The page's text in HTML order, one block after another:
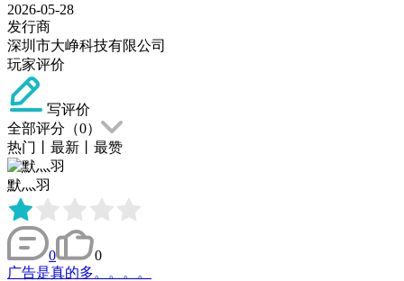
2026-05-28
发行商
深圳市大峥科技有限公司
玩家评价
写评价
全部评分（0）
热门
最新 最赞
默灬羽
0
0
广告是真的多。。。。